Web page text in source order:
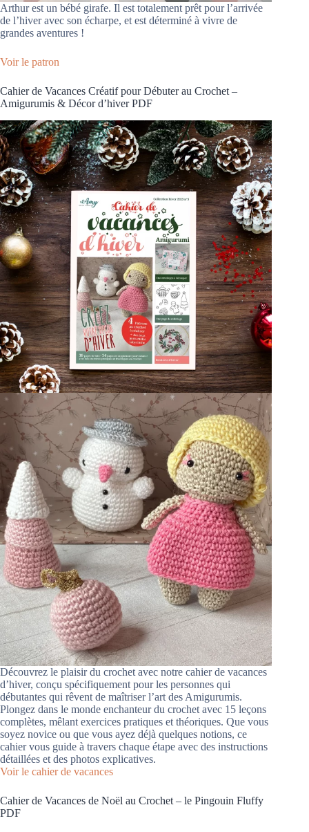
Arthur est un bébé girafe. Il est totalement prêt pour l’arrivée
de l’hiver avec son écharpe, et est déterminé à vivre de
grandes aventures !
Voir le patron
Cahier de Vacances Créatif pour Débuter au Crochet –
Amigurumis & Décor d’hiver PDF
Découvrez le plaisir du crochet avec notre cahier de vacances
d’hiver, conçu spécifiquement pour les personnes qui
débutantes qui rêvent de maîtriser l’art des Amigurumis.
Plongez dans le monde enchanteur du crochet avec 15 leçons
complètes, mêlant exercices pratiques et théoriques. Que vous
soyez novice ou que vous ayez déjà quelques notions, ce
cahier vous guide à travers chaque étape avec des instructions
détaillées et des photos explicatives.
Voir le cahier de vacances
Cahier de Vacances de Noël au Crochet – le Pingouin Fluffy
PDF